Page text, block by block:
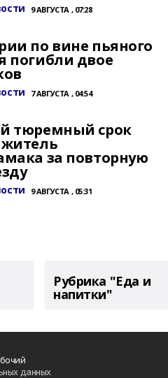
9 АВГУСТА , 07:28
по вине пьяного
погибли двое
7 АВГУСТА , 04:54
тюремный срок
за повторную
9 АВГУСТА , 05:31
Рубрика "Еда и
напитки"
данных